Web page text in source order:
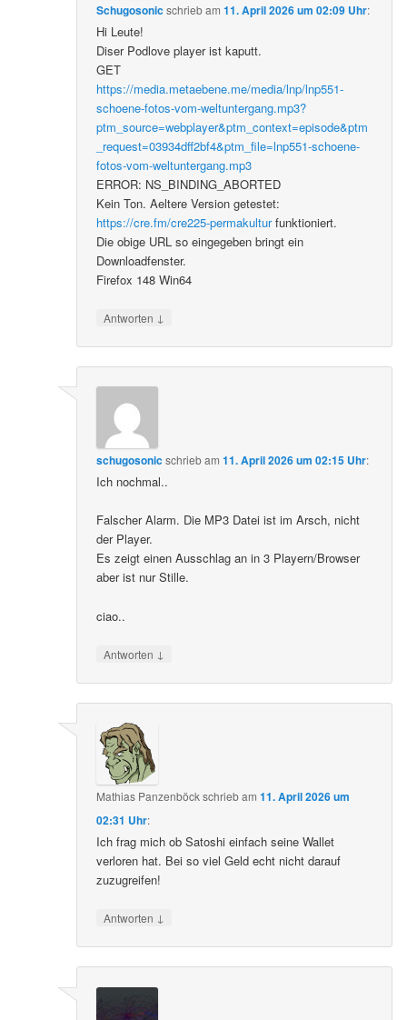
Schugosonicschriebam11. April 2026 um 02:09 Uhr:
Hi Leute!
Diser Podlove player ist kaputt.
GET
https://media.metaebene.me/media/lnp/lnp551-
schoene-fotos-vom-weltuntergang.mp3?
ptm_source=webplayer&ptm_context=episode&ptm
_request=03934dff2bf4&ptm_file=lnp551-schoene-
fotos-vom-weltuntergang.mp3
ERROR: NS_BINDING_ABORTED
Kein Ton. Aeltere Version getestet:
https://cre.fm/cre225-permakulturfunktioniert.
Die obige URL so eingegeben bringt ein
Downloadfenster.
Firefox 148 Win64
Antworten ↓
schugosonicschriebam11. April 2026 um 02:15 Uhr:
Ich nochmal..
Falscher Alarm. Die MP3 Datei ist im Arsch, nicht
der Player.
Es zeigt einen Ausschlag an in 3 Playern/Browser
aber ist nur Stille.
ciao..
Antworten ↓
Mathias Panzenböckschriebam11. April 2026 um
02:31 Uhr:
Ich frag mich ob Satoshi einfach seine Wallet
verloren hat. Bei so viel Geld echt nicht darauf
zuzugreifen!
Antworten ↓